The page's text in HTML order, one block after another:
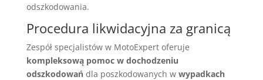
odszkodowania.
Procedura likwidacyjna za granicą
Zespół specjalistów w MotoExpert oferuje
kompleksową pomoc w dochodzeniu
odszkodowańdla poszkodowanych w wypadkach